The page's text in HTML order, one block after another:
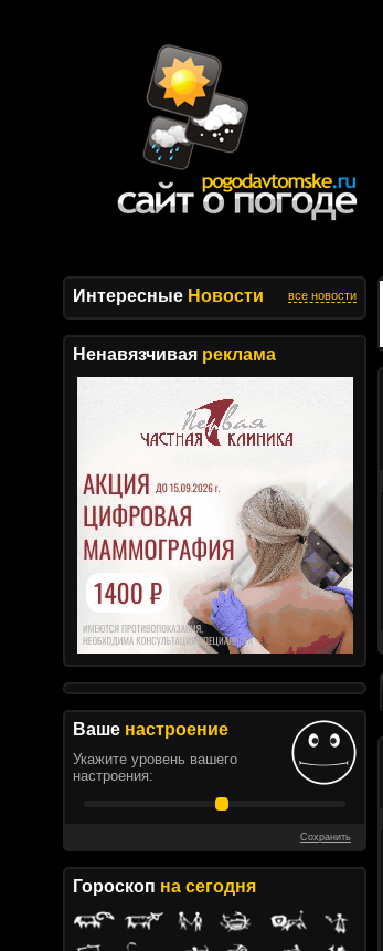
Интересные Новости все новости
Ненавязчивая реклама
Ваше настроение
Укажите уровень вашего
настроения:
Сохранить
Гороскоп на сегодня